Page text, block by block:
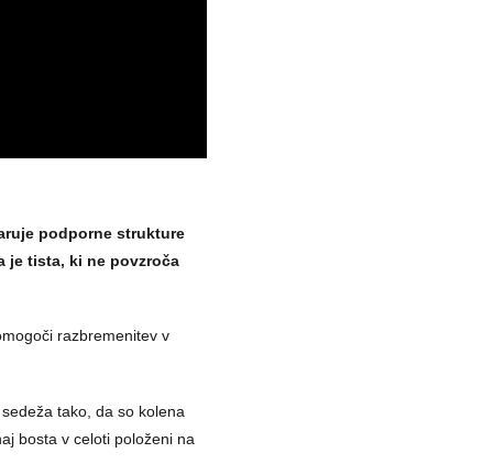
podporne strukture
je tista, ki ne povzroča
razbremenitev v
tako, da so kolena
bosta v celoti položeni na